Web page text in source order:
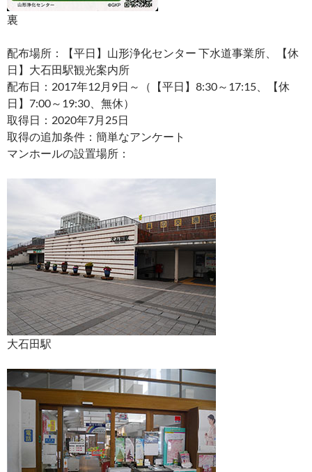
裏
配布場所：【平日】山形浄化センター 下水道事業所、【休
日】大石田駅観光案内所
配布日：2017年12月9日～（【平日】8:30～17:15、【休
日】7:00～19:30、無休）
取得日：2020年7月25日
取得の追加条件：簡単なアンケート
マンホールの設置場所：
大石田駅